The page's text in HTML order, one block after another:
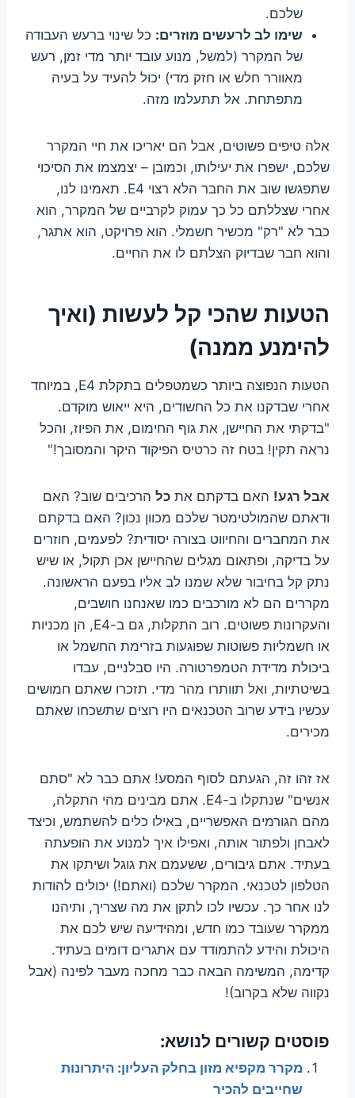
שלכם.
שימו לב לרעשים מוזרים: כל שינוי ברעש העבודה
של המקרר (למשל, מנוע עובד יותר מדי זמן, רעש
מאוורר חלש או חזק מדי) יכול להעיד על בעיה
מתפתחת. אל תתעלמו מזה.
אלה טיפים פשוטים, אבל הם יאריכו את חיי המקרר
שלכם, ישפרו את יעילותו, וכמובן – יצמצמו את הסיכוי
שתפגשו שוב את החבר הלא רצוי E4. תאמינו לנו,
אחרי שצללתם כל כך עמוק לקרביים של המקרר, הוא
כבר לא "רק" מכשיר חשמלי. הוא פרויקט, הוא אתגר,
והוא חבר שבדיוק הצלתם לו את החיים.
הטעות שהכי קל לעשות (ואיך
להימנע ממנה)
הטעות הנפוצה ביותר כשמטפלים בתקלת E4, במיוחד
אחרי שבדקנו את כל החשודים, היא ייאוש מוקדם.
"בדקתי את החיישן, את גוף החימום, את הפיוז, והכל
נראה תקין! בטח זה כרטיס הפיקוד היקר והמסובך!"
אבל רגע! האם בדקתם את כל הרכיבים שוב? האם
ודאתם שהמולטימטר שלכם מכוון נכון? האם בדקתם
את המחברים והחיווט בצורה יסודית? לפעמים, חוזרים
על בדיקה, ופתאום מגלים שהחיישן אכן תקול, או שיש
נתק קל בחיבור שלא שמנו לב אליו בפעם הראשונה.
מקררים הם לא מורכבים כמו שאנחנו חושבים,
והעקרונות פשוטים. רוב התקלות, גם ב-E4, הן מכניות
או חשמליות פשוטות שפוגעות בזרימת החשמל או
ביכולת מדידת הטמפרטורה. היו סבלניים, עבדו
בשיטתיות, ואל תוותרו מהר מדי. תזכרו שאתם חמושים
עכשיו בידע שרוב הטכנאים היו רוצים שתשכחו שאתם
מכירים.
אז זהו זה, הגעתם לסוף המסע! אתם כבר לא "סתם
אנשים" שנתקלו ב-E4. אתם מבינים מהי התקלה,
מהם הגורמים האפשריים, באילו כלים להשתמש, וכיצד
לאבחן ולפתור אותה, ואפילו איך למנוע את הופעתה
בעתיד. אתם גיבורים, ששעמם את גוגל ושיתקו את
הטלפון לטכנאי. המקרר שלכם (ואתם!) יכולים להודות
לנו אחר כך. עכשיו לכו לתקן את מה שצריך, ותיהנו
ממקרר שעובד כמו חדש, ומהידיעה שיש לכם את
היכולת והידע להתמודד עם אתגרים דומים בעתיד.
קדימה, המשימה הבאה כבר מחכה מעבר לפינה (אבל
נקווה שלא בקרוב)!
פוסטים קשורים לנושא:
מקרר מקפיא מזון בחלק העליון: היתרונות
שחייבים להכיר